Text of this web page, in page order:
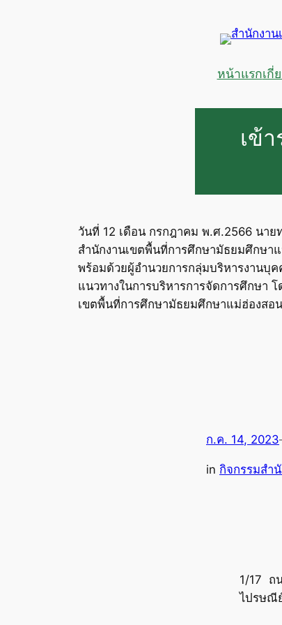
หน้าแรกเกี่
เข้
วันที่ 12 เดือน กรกฎาคม พ.ศ.2566 นาย
สำนักงานเขตพื้นที่การศึกษามัธยมศึกษา
พร้อมด้วยผู้อำนวยการกลุ่มบริหารงานบุ
แนวทางในการบริหารการจัดการศึกษา
เขตพื้นที่การศึกษามัธยมศึกษาแม่ฮ่องสอน
ก.ค. 14, 2023
in กิจกรรมสำ
1/17 ถ
ไปรษณี